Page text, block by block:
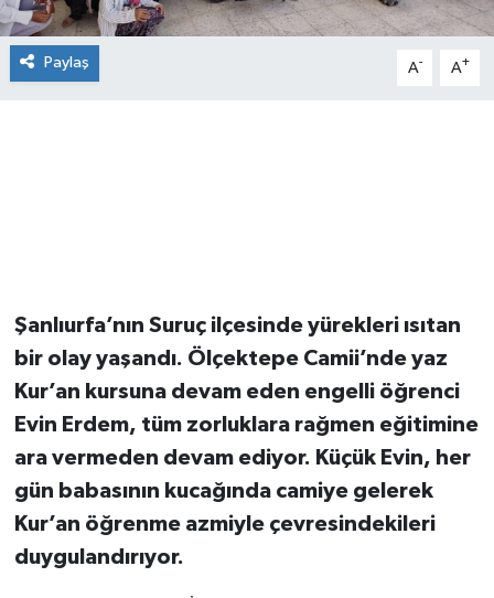
Paylaş A- A+
Şanlıurfa’nın Suruç ilçesinde yürekleri ısıtan
bir olay yaşandı. Ölçektepe Camii’nde yaz
Kur’an kursuna devam eden engelli öğrenci
Evin Erdem, tüm zorluklara rağmen eğitimine
ara vermeden devam ediyor. Küçük Evin, her
gün babasının kucağında camiye gelerek
Kur’an öğrenme azmiyle çevresindekileri
duygulandırıyor.